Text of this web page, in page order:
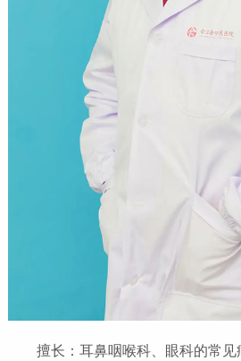
擅长：耳鼻咽喉科、眼科的常